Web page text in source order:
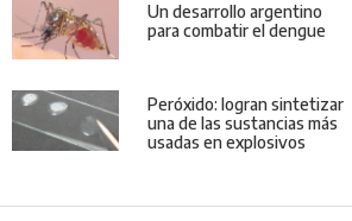
Un desarrollo argentino
para combatir el dengue
Peróxido: logran sintetizar
una de las sustancias más
usadas en explosivos